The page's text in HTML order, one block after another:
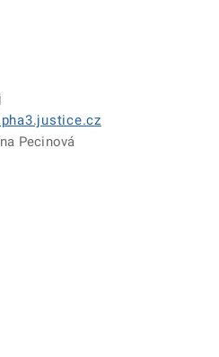
Pecinová